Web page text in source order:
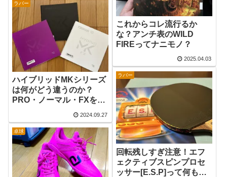
これからコレ流行るか
な？アンチ表のWILD
FIREってナニモノ？
2025.04.03
ラバー
ハイブリッドMKシリーズ
は何がどう違うのか？
PRO・ノーマル・FXを徹
2024.09.27
ラバー
回転残しすぎ注意！エフ
ェクティブスピンプロセ
ッサー[E.S.P]って何も
卓球